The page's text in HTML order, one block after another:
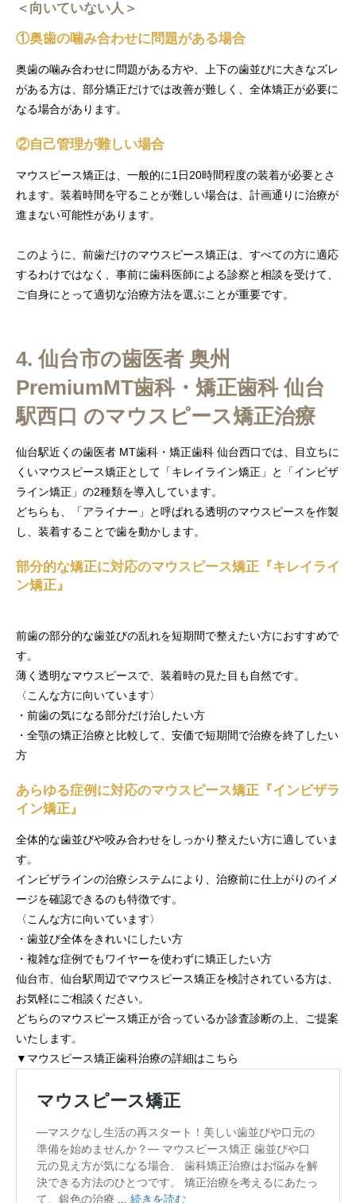
＜向いていない人＞
①奥歯の噛み合わせに問題がある場合
奥歯の噛み合わせに問題がある方や、上下の歯並びに大きなズレ
がある方は、部分矯正だけでは改善が難しく、全体矯正が必要に
なる場合があります。
②自己管理が難しい場合
マウスピース矯正は、一般的に1日20時間程度の装着が必要とさ
れます。装着時間を守ることが難しい場合は、計画通りに治療が
進まない可能性があります。
このように、前歯だけのマウスピース矯正は、すべての方に適応
するわけではなく、事前に歯科医師による診察と相談を受けて、
ご自身にとって適切な治療方法を選ぶことが重要です。
4. 仙台市の歯医者 奥州
PremiumMT歯科・矯正歯科 仙台
駅西口 のマウスピース矯正治療
仙台駅近くの歯医者 MT歯科・矯正歯科 仙台西口では、目立ちに
くいマウスピース矯正として「キレイライン矯正」と「インビザ
ライン矯正」の2種類を導入しています。
どちらも、「アライナー」と呼ばれる透明のマウスピースを作製
し、装着することで歯を動かします。
部分的な矯正に対応のマウスピース矯正『キレイライ
ン矯正』
前歯の部分的な歯並びの乱れを短期間で整えたい方におすすめで
す。
薄く透明なマウスピースで、装着時の見た目も自然です。
〈こんな方に向いています〉
・前歯の気になる部分だけ治したい方
・全顎の矯正治療と比較して、安価で短期間で治療を終了したい
方
あらゆる症例に対応のマウスピース矯正『インビザラ
イン矯正』
全体的な歯並びや咬み合わせをしっかり整えたい方に適していま
す。
インビザラインの治療システムにより、治療前に仕上がりのイメ
ージを確認できるのも特徴です。
〈こんな方に向いています〉
・歯並び全体をきれいにしたい方
・複雑な症例でもワイヤーを使わずに矯正したい方
仙台市、仙台駅周辺でマウスピース矯正を検討されている方は、
お気軽にご相談ください。
どちらのマウスピース矯正が合っているか診査診断の上、ご提案
いたします。
▼マウスピース矯正歯科治療の詳細はこちら